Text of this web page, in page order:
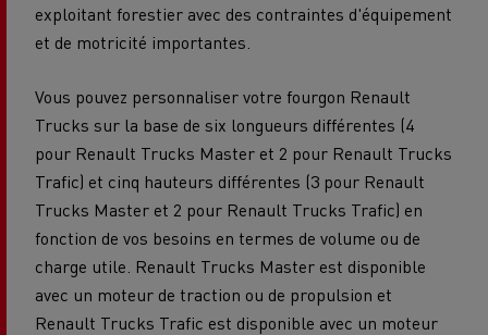
exploitant forestier avec des contraintes d'équipement
et de motricité importantes.
Vous pouvez personnaliser votre fourgon Renault
Trucks sur la base de six longueurs différentes (4
pour Renault Trucks Master et 2 pour Renault Trucks
Trafic) et cinq hauteurs différentes (3 pour Renault
Trucks Master et 2 pour Renault Trucks Trafic) en
fonction de vos besoins en termes de volume ou de
charge utile. Renault Trucks Master est disponible
avec un moteur de traction ou de propulsion et
Renault Trucks Trafic est disponible avec un moteur